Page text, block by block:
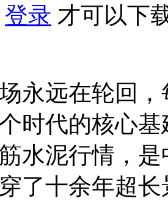
登录 才可以下
永远在轮回
时代的核心
水泥行情，
了十余年超